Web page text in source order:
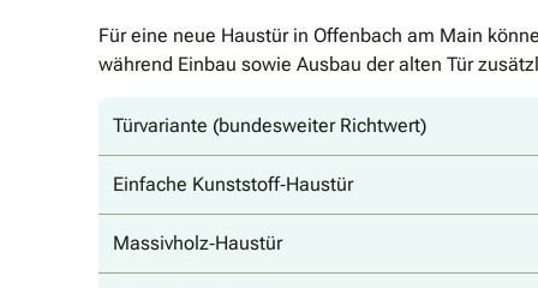
Für eine neue Haustür in Offenbach am Main
während Einbau sowie Ausbau der alten Tür
Türvariante (bundesweiter Richtwert)
Einfache Kunststoff‐Haustür
Massivholz‐Haustür